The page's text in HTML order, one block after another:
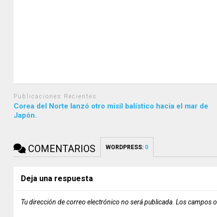
Publicaciones Recientes
Corea del Norte lanzó otro misil balístico hacia el mar de
Japón.
COMENTARIOS WORDPRESS: 0
Deja una respuesta
Tu dirección de correo electrónico no será publicada. Los campos